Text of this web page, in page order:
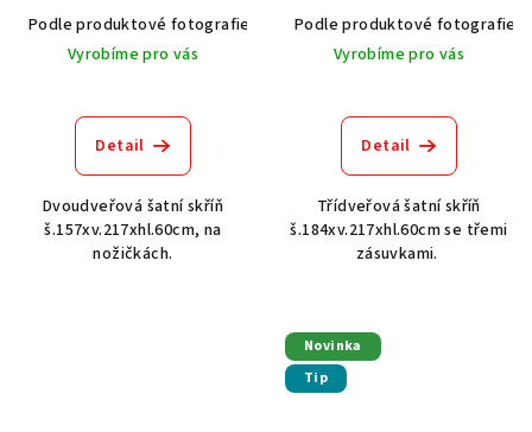
Podle produktové fotografie
Akát vintage BT1551
Dub světlý
Vyrobíme pro vás
Detail
Dvoudveřová šatní skříň
š.157xv.217xhl.60cm, na
nožičkách.
Podle produktové fotografie
Vyrobíme pro vás
hodnocení
produktu
z
5
hvězdiček.
Detail
Třídveřová šatní skříň
š.184xv.217xhl.60cm se třemi
zásuvkami.
Novinka
Tip